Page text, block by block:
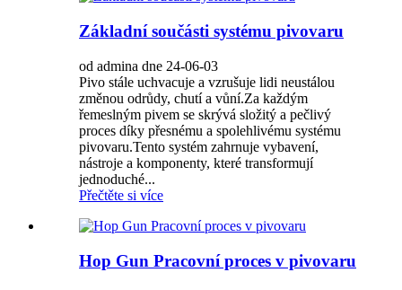
Základní součásti systému pivovaru
od admina dne 24-06-03
Pivo stále uchvacuje a vzrušuje lidi neustálou
změnou odrůdy, chutí a vůní.Za každým
řemeslným pivem se skrývá složitý a pečlivý
proces díky přesnému a spolehlivému systému
pivovaru.Tento systém zahrnuje vybavení,
nástroje a komponenty, které transformují
jednoduché...
Přečtěte si více
Hop Gun Pracovní proces v pivovaru